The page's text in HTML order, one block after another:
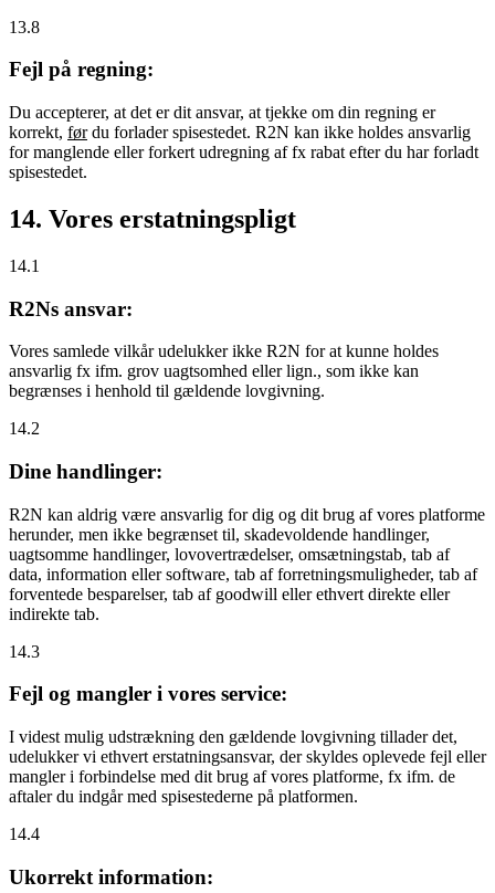
13.8
Fejl på regning:
Du accepterer, at det er dit ansvar, at tjekke om din regning er
korrekt, førdu forlader spisestedet. R2N kan ikke holdes ansvarlig
for manglende eller forkert udregning af fx rabat efter du har forladt
spisestedet.
14. Vores erstatningspligt
14.1
R2Ns ansvar:
Vores samlede vilkår udelukker ikke R2N for at kunne holdes
ansvarlig fx ifm. grov uagtsomhed eller lign., som ikke kan
begrænses i henhold til gældende lovgivning.
14.2
Dine handlinger:
R2N kan aldrig være ansvarlig for dig og dit brug af vores platforme
herunder, men ikke begrænset til, skadevoldende handlinger,
uagtsomme handlinger, lovovertrædelser, omsætningstab, tab af
data, information eller software, tab af forretningsmuligheder, tab af
forventede besparelser, tab af goodwill eller ethvert direkte eller
indirekte tab.
14.3
Fejl og mangler i vores service:
I videst mulig udstrækning den gældende lovgivning tillader det,
udelukker vi ethvert erstatningsansvar, der skyldes oplevede fejl eller
mangler i forbindelse med dit brug af vores platforme, fx ifm. de
aftaler du indgår med spisestederne på platformen.
14.4
Ukorrekt information: